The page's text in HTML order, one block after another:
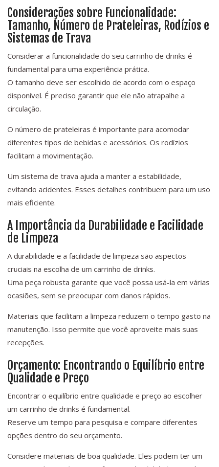
Considerações sobre Funcionalidade:
Tamanho, Número de Prateleiras, Rodízios e
Sistemas de Trava
Considerar a funcionalidade do seu carrinho de drinks é
fundamental para uma experiência prática.
O tamanho deve ser escolhido de acordo com o espaço
disponível. É preciso garantir que ele não atrapalhe a
circulação.
O número de prateleiras é importante para acomodar
diferentes tipos de bebidas e acessórios. Os rodízios
facilitam a movimentação.
Um sistema de trava ajuda a manter a estabilidade,
evitando acidentes. Esses detalhes contribuem para um uso
mais eficiente.
A Importância da Durabilidade e Facilidade
de Limpeza
A durabilidade e a facilidade de limpeza são aspectos
cruciais na escolha de um carrinho de drinks.
Uma peça robusta garante que você possa usá-la em várias
ocasiões, sem se preocupar com danos rápidos.
Materiais que facilitam a limpeza reduzem o tempo gasto na
manutenção. Isso permite que você aproveite mais suas
recepções.
Orçamento: Encontrando o Equilíbrio entre
Qualidade e Preço
Encontrar o equilíbrio entre qualidade e preço ao escolher
um carrinho de drinks é fundamental.
Reserve um tempo para pesquisa e compare diferentes
opções dentro do seu orçamento.
Considere materiais de boa qualidade. Eles podem ter um